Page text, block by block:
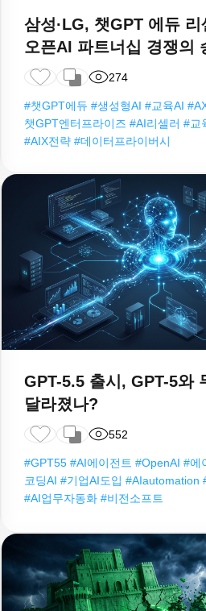
삼성·LG, 챗GPT 에듀
오픈AI 파트너십 경쟁의
274
#챗GPT에듀 #생성형AI #교육AI
챗GPT엔터프라이즈 #AI리셀러 #교
#AIX전략 #데이터프라이버시
GPT-5.5 출시, GPT-5와
달라졌나?
552
#GPT55 #AI에이전트 #OpenAI #에
코딩AI #기업AI도입 #AIautomation
#AI업무자동화 #비전소프트